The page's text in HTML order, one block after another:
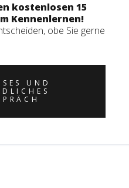
kostenlosen 15
Kennenlernen!
obe Sie gerne
UND